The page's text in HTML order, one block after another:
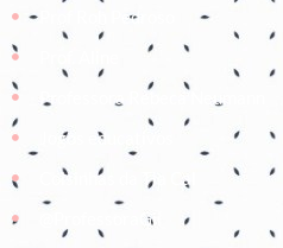
Prof Roh Pedroso
Professora Rebeca Neumann
Jogos educativos
Coisinhas da Tia Cal
@ProfessoraGii